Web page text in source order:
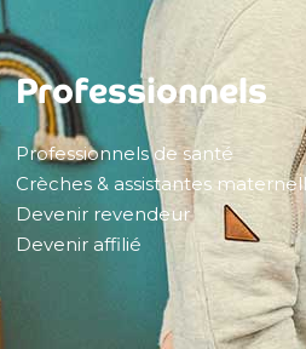
Professionnels
Professionnels de santé
Crèches & assistantes
Devenir revendeur
Devenir affilié